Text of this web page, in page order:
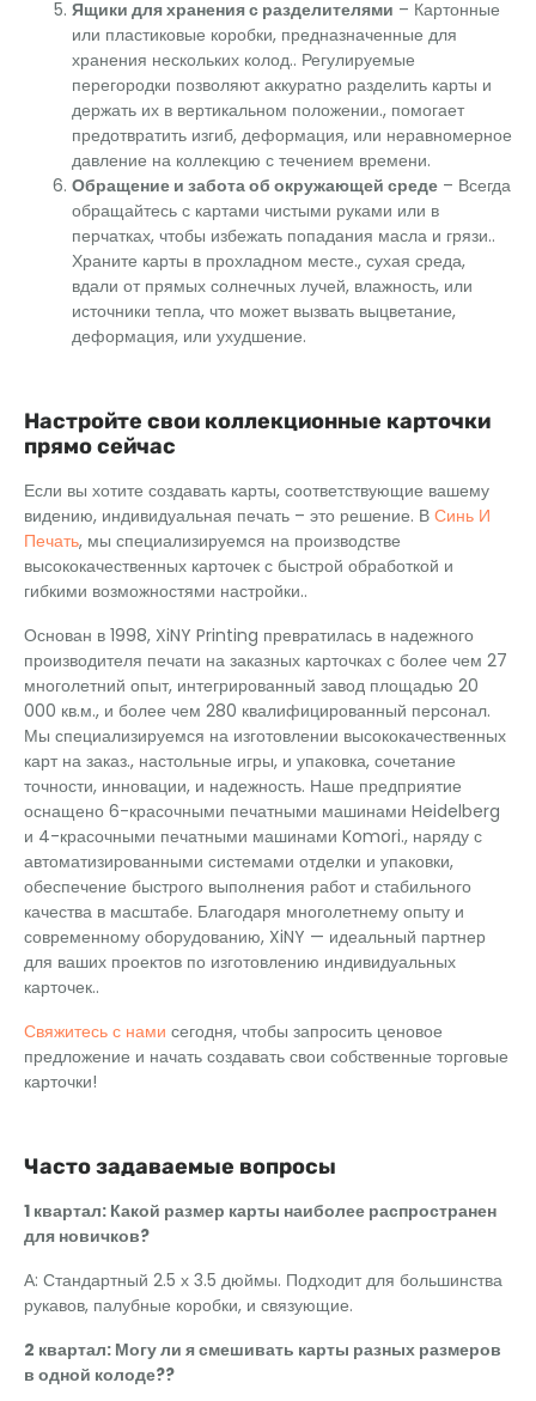
Ящики для хранения с разделителями – Картонные
или пластиковые коробки, предназначенные для
хранения нескольких колод.. Регулируемые
перегородки позволяют аккуратно разделить карты и
держать их в вертикальном положении., помогает
предотвратить изгиб, деформация, или неравномерное
давление на коллекцию с течением времени.
Обращение и забота об окружающей среде – Всегда
обращайтесь с картами чистыми руками или в
перчатках, чтобы избежать попадания масла и грязи..
Храните карты в прохладном месте., сухая среда,
вдали от прямых солнечных лучей, влажность, или
источники тепла, что может вызвать выцветание,
деформация, или ухудшение.
Настройте свои коллекционные карточки
прямо сейчас
Если вы хотите создавать карты, соответствующие вашему
видению, индивидуальная печать – это решение. В Синь И
Печать, мы специализируемся на производстве
высококачественных карточек с быстрой обработкой и
гибкими возможностями настройки..
Основан в 1998, XiNY Printing превратилась в надежного
производителя печати на заказных карточках с более чем 27
многолетний опыт, интегрированный завод площадью 20
000 кв.м., и более чем 280 квалифицированный персонал.
Мы специализируемся на изготовлении высококачественных
карт на заказ., настольные игры, и упаковка, сочетание
точности, инновации, и надежность. Наше предприятие
оснащено 6-красочными печатными машинами Heidelberg
и 4-красочными печатными машинами Komori., наряду с
автоматизированными системами отделки и упаковки,
обеспечение быстрого выполнения работ и стабильного
качества в масштабе. Благодаря многолетнему опыту и
современному оборудованию, XiNY — идеальный партнер
для ваших проектов по изготовлению индивидуальных
карточек..
Свяжитесь с нами сегодня, чтобы запросить ценовое
предложение и начать создавать свои собственные торговые
карточки!
Часто задаваемые вопросы
1 квартал: Какой размер карты наиболее распространен
для новичков?
А: Стандартный 2.5 х 3.5 дюймы. Подходит для большинства
рукавов, палубные коробки, и связующие.
2 квартал: Могу ли я смешивать карты разных размеров
в одной колоде??